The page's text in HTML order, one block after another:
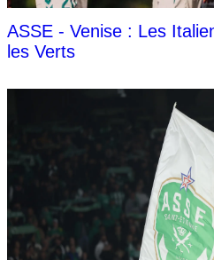
ASSE - Venise : Les
les Verts